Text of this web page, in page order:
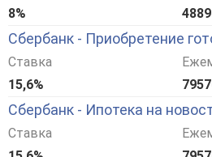
8%
Сбербанк - Приобретение
Ставка
15,6%
Сбербанк - Ипотека на
Ставка